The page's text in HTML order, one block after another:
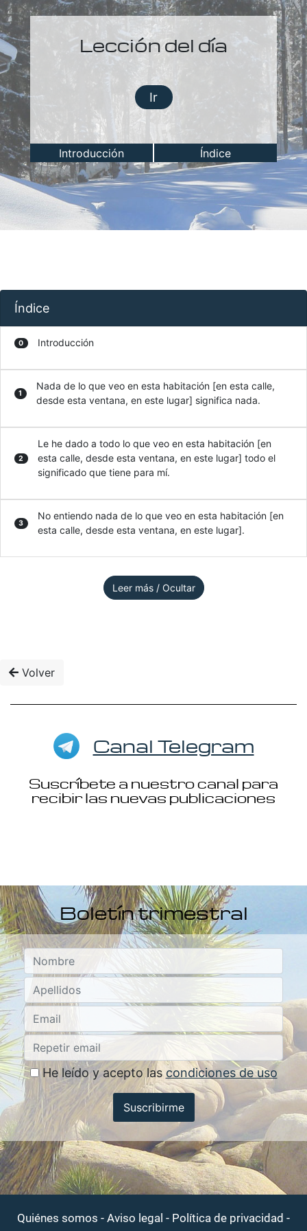
Lección del día
Ir
Introducción Índice
Índice
0 Introducción
1
Nada de lo que veo en esta habitación [en esta calle,
desde esta ventana, en este lugar] significa nada.
2
Le he dado a todo lo que veo en esta habitación [en
esta calle, desde esta ventana, en este lugar] todo el
significado que tiene para mí.
3
No entiendo nada de lo que veo en esta habitación [en
esta calle, desde esta ventana, en este lugar].
Leer más / Ocultar
Volver
Canal Telegram
Suscríbete a nuestro canal para
recibir las nuevas publicaciones
Boletín trimestral
He leído y acepto las condiciones de uso
Suscribirme
Quiénes somos - Aviso legal - Política de privacidad -